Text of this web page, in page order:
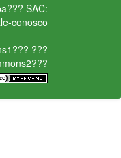
SAC:
conosco
???